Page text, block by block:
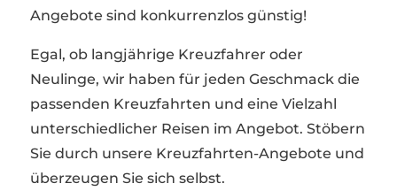
Angebote sind konkurrenzlos günstig!
Egal, ob langjährige Kreuzfahrer oder
Neulinge, wir haben für jeden Geschmack die
passenden Kreuzfahrten und eine Vielzahl
unterschiedlicher Reisen im Angebot. Stöbern
Sie durch unsere Kreuzfahrten-Angebote und
überzeugen Sie sich selbst.